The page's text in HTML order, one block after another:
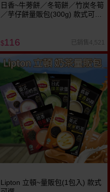
日香~牛蒡餅／冬筍餅／竹炭冬筍
／芋仔餅量販包(300g) 款式可選
$116 已銷售4,521
Lipton 立頓~量販包(1包入) 款式